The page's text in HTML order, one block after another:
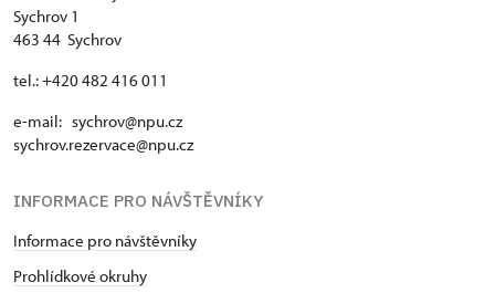
Sychrov 1
463 44 Sychrov
tel.: +420 482 416 011
e-mail: sychrov@npu.cz
sychrov.rezervace@npu.cz
INFORMACE PRO NÁVŠTĚVNÍKY
Informace pro návštěvníky
Prohlídkové okruhy